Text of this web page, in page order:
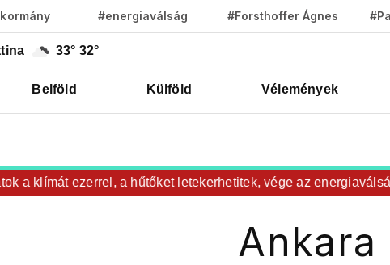
#energiaválság #Forsthoffer Ágnes
33° 32°
Belföld Külföld Vélemények
a klímát ezerrel, a hűtőket letekerhetitek, vége az
Ankara